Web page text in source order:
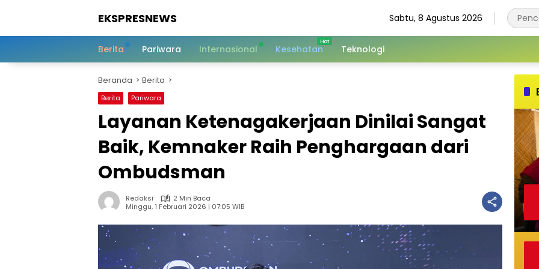
EKSPRESNEWS
Dalam
Sabtu, 8 Agustus 2026
Berita Pariwara Internasional Kesehatan Teknologi
Beranda Berita
Berita Pariwara
Layanan Ketenagakerjaan Dinilai Sangat
Baik, Kemnaker Raih Penghargaan dari
Ombudsman
Redaksi
2 Min Baca
Minggu, 1 Februari 2026 | 07:05 WIB